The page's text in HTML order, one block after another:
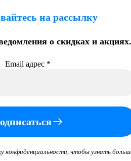
на рассылку
о скидках и акциях.
Email адрес *
конфиденциальности, чтобы узнать